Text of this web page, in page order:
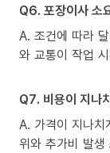
Q6. 포장이사 소
A. 조건에 따라
와 교통이 작업
Q7. 비용이 지나
A. 가격이 지나치
위와 추가비 발